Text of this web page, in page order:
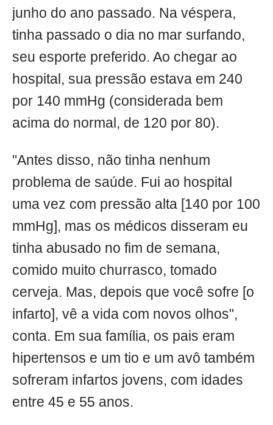
junho do ano passado. Na véspera,
tinha passado o dia no mar surfando,
seu esporte preferido. Ao chegar ao
hospital, sua pressão estava em 240
por 140 mmHg (considerada bem
acima do normal, de 120 por 80).
"Antes disso, não tinha nenhum
problema de saúde. Fui ao hospital
uma vez com pressão alta [140 por 100
mmHg], mas os médicos disseram eu
tinha abusado no fim de semana,
comido muito churrasco, tomado
cerveja. Mas, depois que você sofre [o
infarto], vê a vida com novos olhos",
conta. Em sua família, os pais eram
hipertensos e um tio e um avô também
sofreram infartos jovens, com idades
entre 45 e 55 anos.